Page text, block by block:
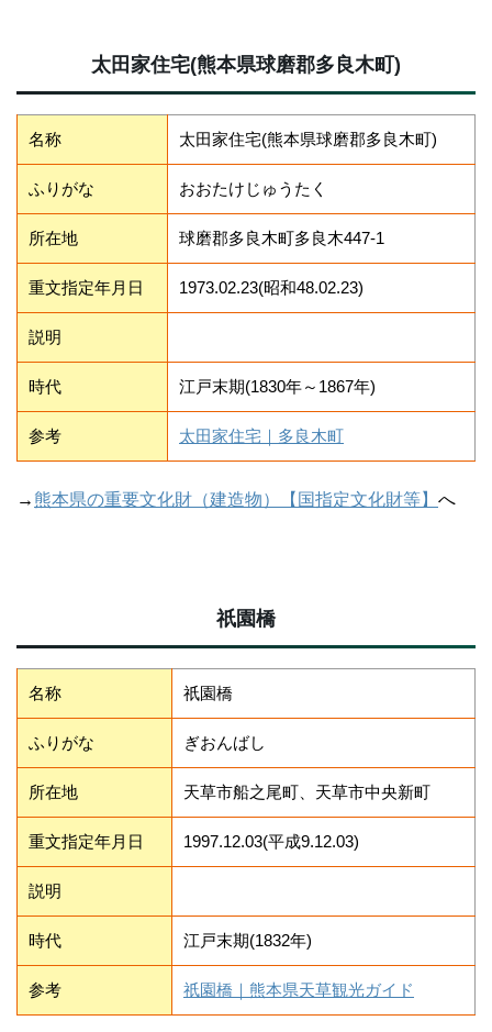
太田家住宅(熊本県球磨郡多良木町)
名称 太田家住宅(熊本県球磨郡多良木町)
ふりがな おおたけじゅうたく
所在地 球磨郡多良木町多良木447-1
重文指定年月日 1973.02.23(昭和48.02.23)
説明
時代 江戸末期(1830年～1867年)
参考 太田家住宅｜多良木町
→ 熊本県の重要文化財（建造物）【国指定文化財等】 へ
祇園橋
名称 祇園橋
ふりがな ぎおんばし
所在地 天草市船之尾町、天草市中央新町
重文指定年月日 1997.12.03(平成9.12.03)
説明
時代 江戸末期(1832年)
参考 祇園橋｜熊本県天草観光ガイド